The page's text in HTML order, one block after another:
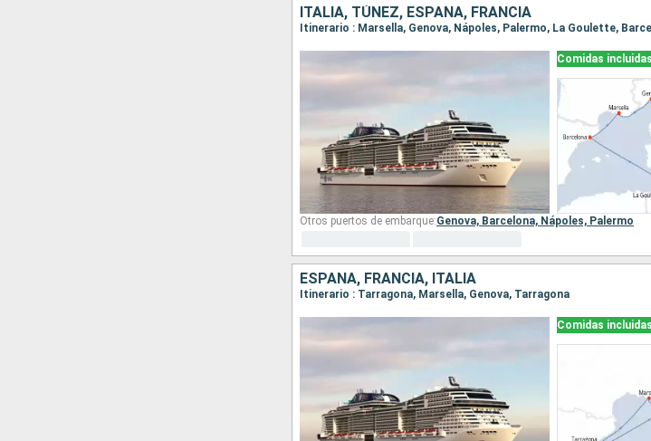
ITALIA, TÚNEZ, ESPAÑA, FRANCIA
Itinerario : Marsella, Genova, Nápoles, Palermo, La Goulette,
Comidas incluidas
Otros puertos de embarque:Genova, Barcelona, Nápoles, Palermo
ESPAÑA, FRANCIA, ITALIA
Itinerario : Tarragona, Marsella, Genova, Tarragona
Comidas incluidas